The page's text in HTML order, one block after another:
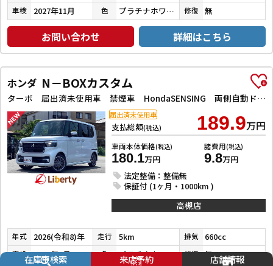
車検 2027年11月 色 プラチナホワイトパール 修復 無
お問い合わせ 詳細はこちら
ホンダ N－BOXカスタム
ターボ 届出済未使用車 禁煙車 HondaSENSING 両側自動ドア アダプティブクルーズコントロール 電子パーキング 革巻きステアリング パドルシフト 前席シートヒーター LEDヘッドライト スマートキー
支払総額(税込) 189.9万円
車両本体価格(税込)
180.1万円
諸費用(税込)
9.8万円
法定整備：整備無
保証付 (1ヶ月・1000km )
届出済未使用車
高槻店
年式 2026(令和8)年 走行 5km 排気 660cc
車検 2029年7月 色 プラチナホワイトパール 修復 無
在庫車検索 来店予約 店舗情報